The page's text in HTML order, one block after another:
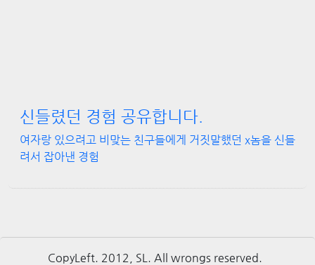
신들렸던 경험 공유합니다.
여자랑 있으려고 비맞는 친구들에게 거짓말했던 x놈을 신들
려서 잡아낸 경험
CopyLeft. 2012, SL. All wrongs reserved.